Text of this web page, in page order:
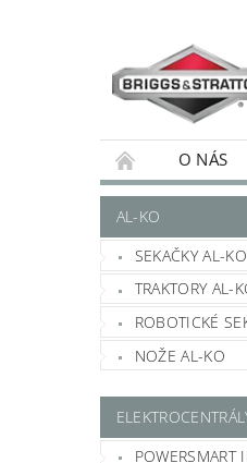
O NÁS
AL-KO
SEKAČKY AL-KO
TRAKTORY AL-
ROBOTICKÉ
NOŽE AL-KO
POWERSMART